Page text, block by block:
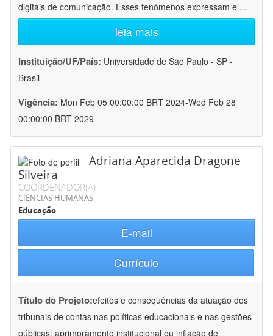
digitais de comunicação. Esses fenômenos expressam e ...
leia mais
Instituição/UF/País: Universidade de São Paulo - SP -
Brasil
Vigência: Mon Feb 05 00:00:00 BRT 2024-Wed Feb 28
00:00:00 BRT 2029
Adriana Aparecida Dragone
Silveira
COORDENADOR(A)
CIÊNCIAS HUMANAS
Educação
E-mail
Currículo
Título do Projeto:efeitos e consequências da atuação dos
tribunais de contas nas políticas educacionais e nas gestões
públicas: aprimoramento institucional ou inflação de